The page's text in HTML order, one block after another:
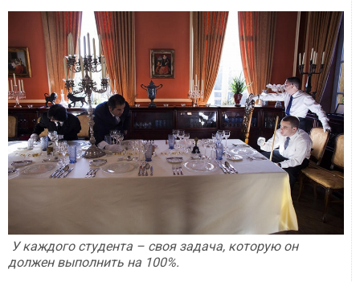
У каждого студента – своя задача, которую он
должен выполнить на 100%.